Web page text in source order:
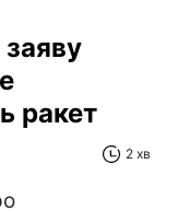
ракет
2 хв